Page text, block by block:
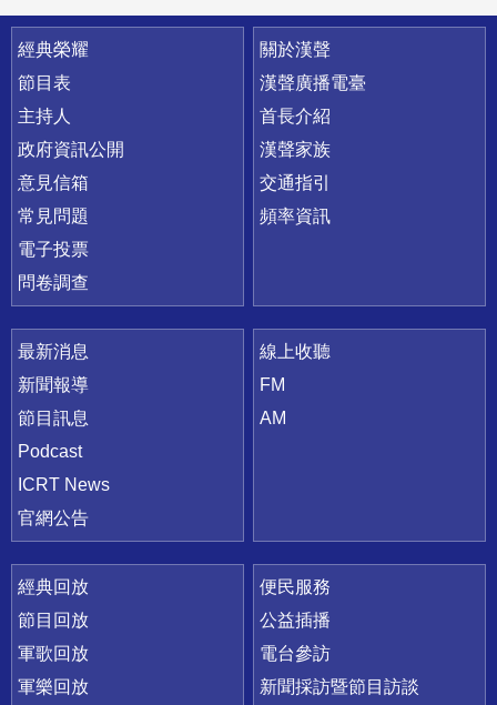
快速連結
經典榮耀
節目表
主持人
政府資訊公開
意見信箱
常見問題
電子投票
問卷調查
關於漢聲
漢聲廣播電臺
首長介紹
漢聲家族
交通指引
頻率資訊
最新消息
新聞報導
節目訊息
Podcast
ICRT News
官網公告
線上收聽
FM
AM
經典回放
節目回放
軍歌回放
軍樂回放
便民服務
公益插播
電台參訪
新聞採訪暨節目訪談